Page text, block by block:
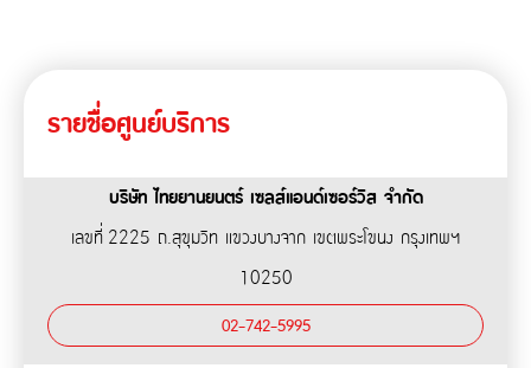
ประกันความเสี่ยงภัยทุกชนิดของอุตสาหกรรม
ความรับผิดต่อบุคคลภายนอก
ประกันภัยธุรกิจหยุดชะงัก
ประกันภัยทางทะเล และขนส่ง
ประกันอัคคีภัย
ติดต่อเรา
เกี่ยวกับ Tune Protect
ประวัติองค์กร
การกำกับดูแลกิจการ
รายชื่อศูนย์บริการ
บริษัท ไทยยานยนตร์ เซลส์แอนด์เซอร์วิส จำกัด
เลขที่ 2225 ถ.สุขุมวิท แขวงบางจาก เขตพระโขนง กรุงเทพฯ
10250
02-742-5995